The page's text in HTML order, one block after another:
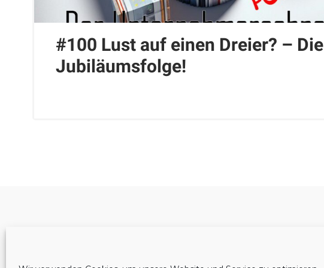
#100 Lust auf einen Dreier? – Die
Jubiläumsfolge!